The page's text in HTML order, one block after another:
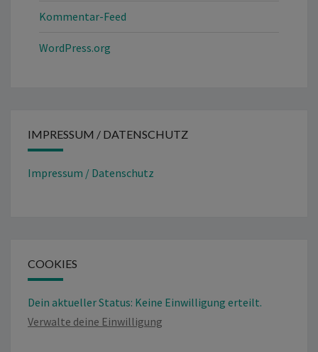
Kommentar-Feed
WordPress.org
IMPRESSUM / DATENSCHUTZ
Impressum / Datenschutz
COOKIES
Dein aktueller Status: Keine Einwilligung erteilt.
Verwalte deine Einwilligung